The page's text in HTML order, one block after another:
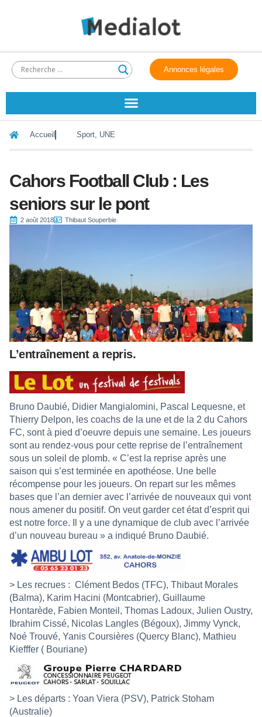
Annonces légales
Accueil Sport, UNE
Cahors Football Club : Les
seniors sur le pont
2 août 2018 Thibaut Souperbie
L’entraînement a repris.
Bruno Daubié, Didier Mangialomini, Pascal Lequesne, et
Thierry Delpon, les coachs de la une et de la 2 du Cahors
FC, sont à pied d’oeuvre depuis une semaine. Les joueurs
sont au rendez-vous pour cette reprise de l’entraînement
sous un soleil de plomb. « C’est la reprise après une
saison qui s’est terminée en apothéose. Une belle
récompense pour les joueurs. On repart sur les mêmes
bases que l’an dernier avec l’arrivée de nouveaux qui vont
nous amener du positif. On veut garder cet état d’esprit qui
est notre force. Il y a une dynamique de club avec l’arrivée
d’un nouveau bureau » a indiqué Bruno Daubié.
> Les recrues : Clément Bedos (TFC), Thibaut Morales
(Balma), Karim Hacini (Montcabrier), Guillaume
Hontarède, Fabien Monteil, Thomas Ladoux, Julien Oustry,
Ibrahim Cissé, Nicolas Langles (Bégoux), Jimmy Vynck,
Noé Trouvé, Yanis Coursières (Quercy Blanc), Mathieu
Kiefffer ( Bouriane)
> Les départs : Yoan Viera (PSV), Patrick Stoham
(Australie)